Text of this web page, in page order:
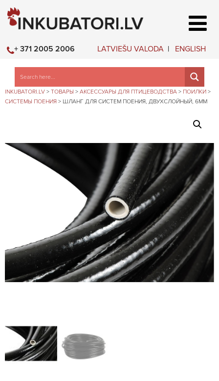
LATVIEŠU VALODA ENGLISH
+ 371 2005 2006
INKUBATORI.LV > ТОВАРЫ > АКСЕССУАРЫ ДЛЯ ПТИЦЕВОДСТВА > ПОИЛКИ >
СИСТЕМЫ ПОЕНИЯ > ШЛАНГ ДЛЯ СИСТЕМ ПОЕНИЯ, ДВУХСЛОЙНЫЙ, 6ММ